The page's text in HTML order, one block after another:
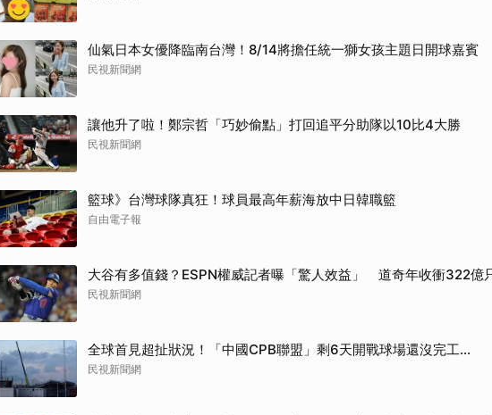
仙氣日本女優降臨南台灣！8/14將擔任統一獅女孩主題日開球嘉賓
民視新聞網
讓他升了啦！鄭宗哲「巧妙偷點」打回追平分助隊以10比4大勝
民視新聞網
籃球》台灣球隊真狂！球員最高年薪海放中日韓職籃
自由電子報
大谷有多值錢？ESPN權威記者曝「驚人效益」 道奇年收衝322億
民視新聞網
全球首見超扯狀況！「中國CPB聯盟」剩6天開戰球場還沒完工...
民視新聞網